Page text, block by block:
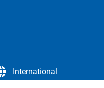
International